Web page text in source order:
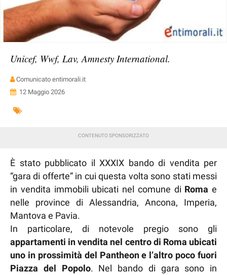
Unicef, Wwf, Lav, Amnesty International.
Comunicato entimorali.it
12 Maggio 2026
È stato pubblicato il XXXIX bando di vendita per
“gara di offerte” in cui questa volta sono stati messi
in vendita immobili ubicati nel comune di Roma e
nelle province di Alessandria, Ancona, Imperia,
Mantova e Pavia.
In particolare, di notevole pregio sono gli
appartamenti in vendita nel centro di Roma ubicati
uno in prossimità del Pantheon e l’altro poco fuori
Piazza del Popolo. Nel bando di gara sono in